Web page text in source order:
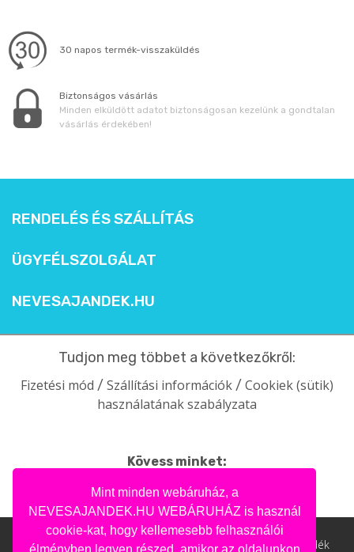
Mint minden webáruház, a
NEVESAJANDEK.HU WEBÁRUHÁZ is használ
cookie-kat, hogy kellemesebb felhasználói
élményben legyen részed, amikor az oldalunkon
30 napos termék-visszaküldés
Biztonságos vásárlás
Minden elküldött adatot biztonságosan kezelünk a gondtalan
vásárlás érdekében!
RENDELÉS ÉS SZÁLLÍTÁS
ÜGYFÉLSZOLGÁLAT
NEVESAJANDEK.HU
Tudjon meg többet a következőkről:
Fizetési mód / Szállítási információk / Cookiek (sütik)
használatának szabályzata
Kövess minket:
facebook
intagram
pinterest
youtube
Nevesajandek.hu © 2004- 2020 | Ajándék webáruház, ajándék